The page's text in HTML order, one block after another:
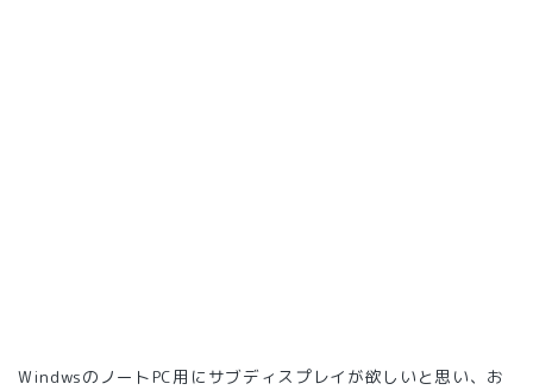
WindwsのノートPC用にサブディスプレイが欲しいと思い、お